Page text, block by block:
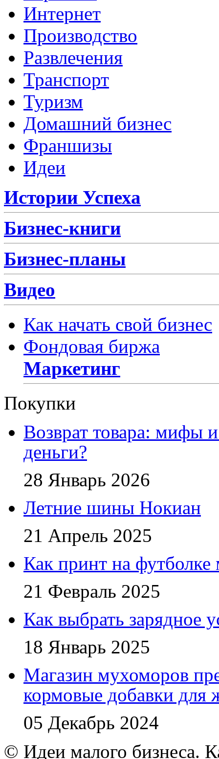
Интернет
Производство
Развлечения
Транспорт
Туризм
Домашний бизнес
Франшизы
Идеи
Истории Успеха
Бизнес-книги
Бизнес-планы
Видео
Как начать свой бизнес
Фондовая биржа
Маркетинг
Покупки
Возврат товара: мифы
деньги?
28 Январь 2026
Летние шины Нокиан
21 Апрель 2025
Как принт на
21 Февраль 2025
Как выбрать зарядное
18 Январь 2025
Магазин мухоморов
кормовые добавки для
05 Декабрь 2024
© Идеи малого бизнеса.